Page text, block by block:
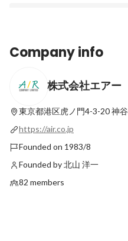
"あったらいいね"を叶える。40
CASE STUDY】
Pinned
Company info
株式会社エアー
東京都港区虎ノ門4-3-20神
https://air.co.jp
Founded on 1983/8
Founded by 北山 洋一
82 members